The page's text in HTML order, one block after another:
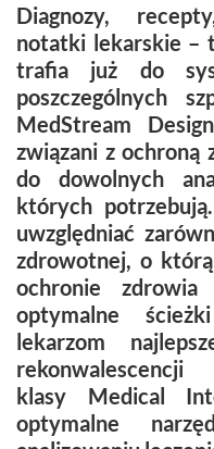
Diagnozy,
notatki lekarskie –
trafia już do
poszczególnych
MedStream
związani z ochroną
do dowolnych
których
uwzględniać
zdrowotnej, o
ochronie
optymalne
lekarzom
rekonwalescencji
klasy Medical
optymalne